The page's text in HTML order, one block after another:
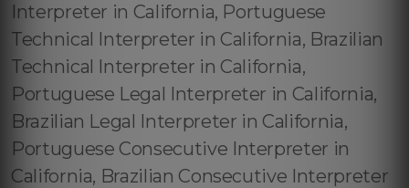
Interpreter in California, Portuguese
Technical Interpreter in California, Brazilian
Technical Interpreter in California,
Portuguese Legal Interpreter in California,
Brazilian Legal Interpreter in California,
Portuguese Consecutive Interpreter in
California, Brazilian Consecutive Interpreter